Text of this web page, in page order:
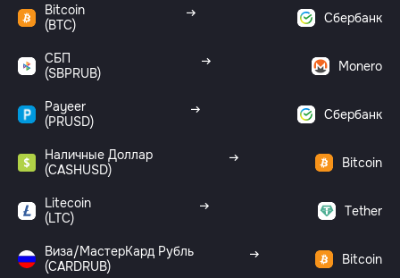
Bitcoin
(BTC)
Сбербанк
СБП
(SBPRUB)
Monero
Payeer
(PRUSD)
Сбербанк
Наличные Доллар
(CASHUSD)
Bitcoin
Litecoin
(LTC)
Tether
Виза/МастерКард Рубль
(CARDRUB)
Bitcoin